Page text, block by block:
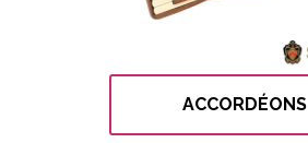
ACCORDÉONS